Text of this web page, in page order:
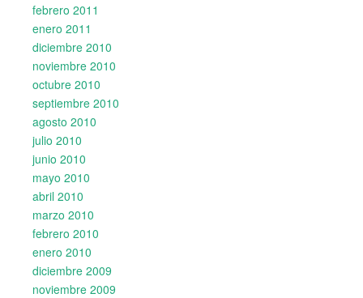
febrero 2011
enero 2011
diciembre 2010
noviembre 2010
octubre 2010
septiembre 2010
agosto 2010
julio 2010
junio 2010
mayo 2010
abril 2010
marzo 2010
febrero 2010
enero 2010
diciembre 2009
noviembre 2009